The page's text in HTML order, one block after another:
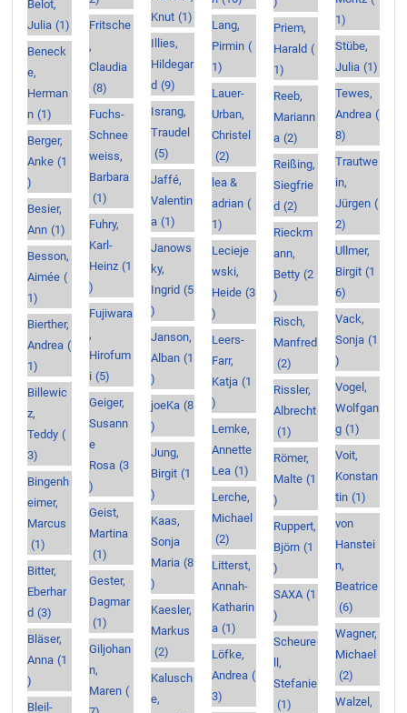
Belot,
Julia (1)
Beneck
e,
Herman
n (1)
Berger,
Anke (1
)
Besier,
Ann (1)
Besson,
Aimée (
1)
Bierther,
Andrea (
1)
Billewic
z,
Teddy (
3)
Bingenh
eimer,
Marcus
(1)
Bitter,
Eberhar
d (3)
Bläser,
Anna (1
)
Bleil-
Fritsche
,
Claudia
(8)
Fuchs-
Schnee
weiss,
Barbara
(1)
Fuhry,
Karl-
Heinz (1
)
Fujiwara
,
Hirofum
i (5)
Geiger,
Susann
e
Rosa (3
)
Geist,
Martina
(1)
Gester,
Dagmar
(1)
Giljohan
n,
Maren (
Knut (1)
Illies,
Hildegar
d (9)
Israng,
Traudel
(5)
Jaffé,
Valentin
a (1)
Janows
ky,
Ingrid (5
)
Janson,
Alban (1
)
joeKa (8
)
Jung,
Birgit (1
)
Kaas,
Sonja
Maria (8
)
Kaesler,
Markus
(2)
Kalusch
e,
Lang,
Pirmin (
1)
Lauer-
Urban,
Christel
(2)
lea &
adrian (
1)
Lecieje
wski,
Heide (3
)
Leers-
Farr,
Katja (1
)
Lemke,
Annette
Lea (1)
Lerche,
Michael
(2)
Litterst,
Annah-
Katharin
a (1)
Löfke,
Andrea (
3)
Priem,
Harald (
1)
Reeb,
Mariann
a (2)
Reißing,
Siegfrie
d (2)
Rieckm
ann,
Betty (2
)
Risch,
Manfred
(2)
Rissler,
Albrecht
(1)
Römer,
Malte (1
)
Ruppert,
Björn (1
)
SAXA (1
)
Scheure
ll,
Stefanie
(1)
1)
Stübe,
Julia (1)
Tewes,
Andrea (
8)
Trautwe
in,
Jürgen (
2)
Ullmer,
Birgit (1
6)
Vack,
Sonja (1
)
Vogel,
Wolfgan
g (1)
Voit,
Konstan
tin (1)
von
Hanstei
n,
Beatrice
(6)
Wagner,
Michael
(2)
Walzel,